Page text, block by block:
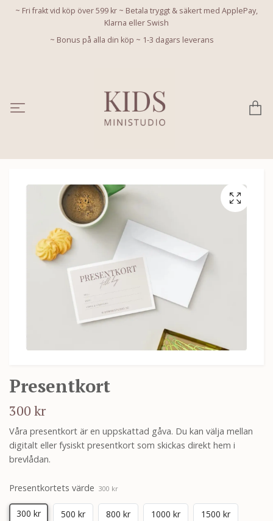
~ Fri frakt vid köp över 599 kr ~ Betala tryggt & säkert med ApplePay,
Klarna eller Swish
~ Bonus på alla din köp ~ 1-3 dagars leverans
Presentkort
300 kr
Våra presentkort är en uppskattad gåva. Du kan välja mellan
digitalt eller fysiskt presentkort som skickas direkt hem i
brevlådan.
Presentkortets värde 300 kr
300 kr 500 kr 800 kr 1000 kr 1500 kr